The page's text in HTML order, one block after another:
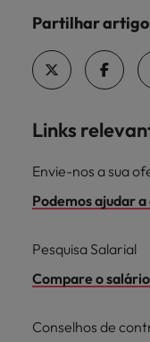
Partilhar artigo
Links
Envie-nos a sua
Podemos ajudar
Pesquisa Salarial
Compare o
Conselhos de